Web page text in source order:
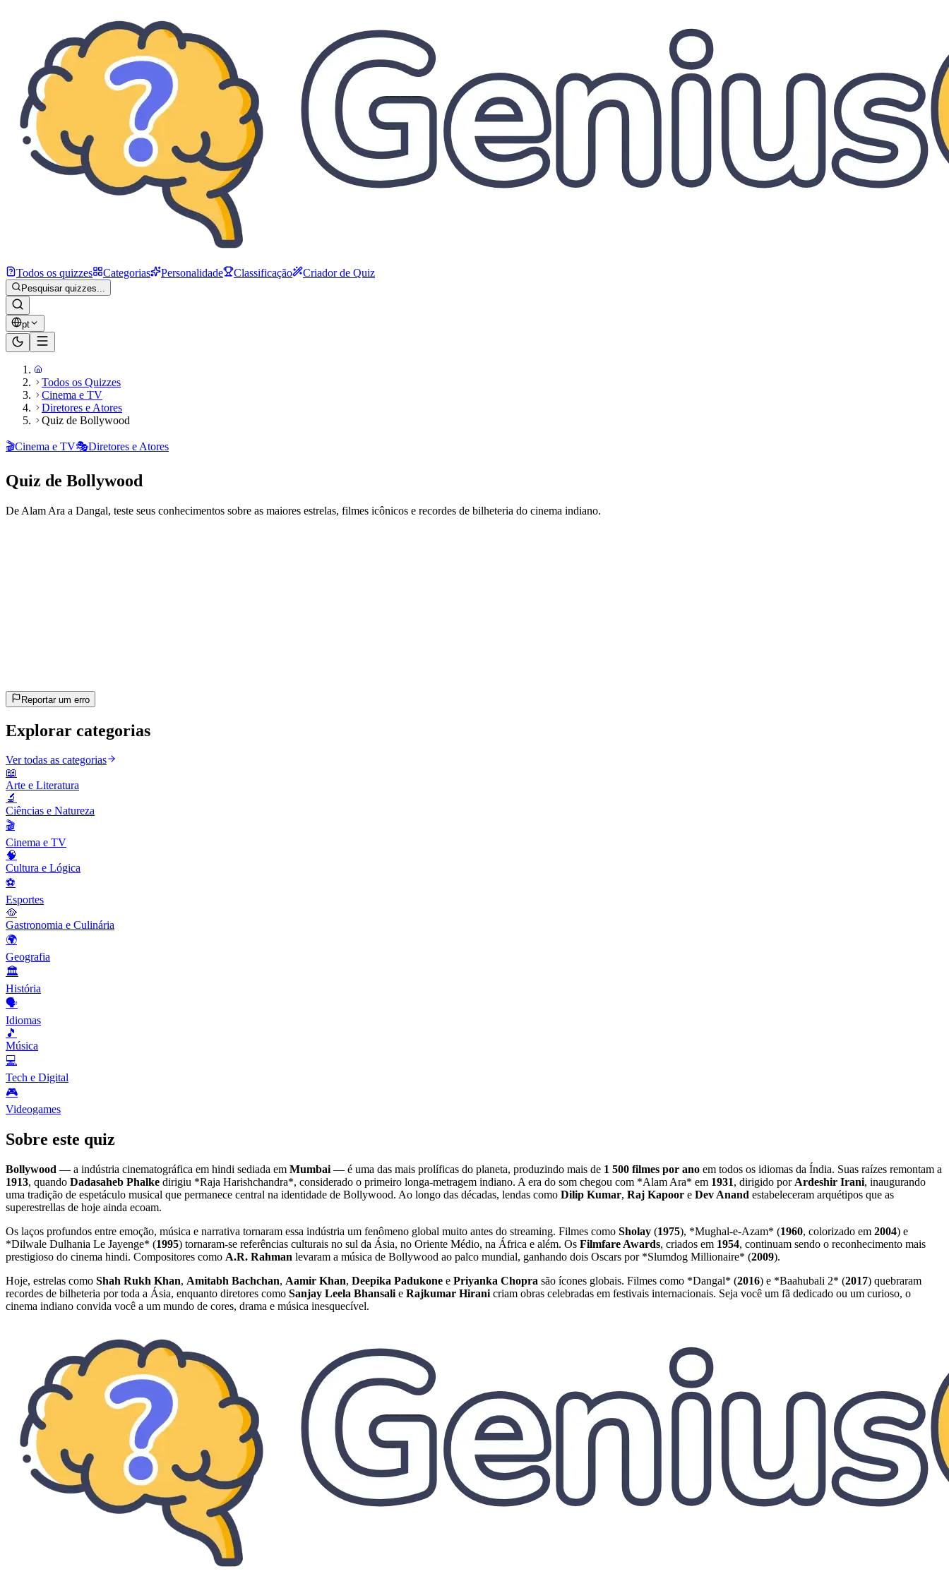
Todos os quizzes Categorias Personalidade Classificação Criador de Quiz
Pesquisar quizzes...
pt
Todos os Quizzes
Cinema e TV
Diretores e Atores
Quiz de Bollywood
🎬Cinema e TV🎭Diretores e Atores
Quiz de Bollywood
De Alam Ara a Dangal, teste seus conhecimentos sobre as maiores estrelas, filmes icônicos e recordes de bilheteria do cinema indiano.
Reportar um erro
Explorar categorias
Ver todas as categorias
📖
Arte e Literatura
🔬
Ciências e Natureza
🎬
Cinema e TV
🧠
Cultura e Lógica
⚽
Esportes
🥘
Gastronomia e Culinária
🌍
Geografia
🏛️
História
🗣️
Idiomas
🎵
Música
💻
Tech e Digital
🎮
Videogames
Sobre este quiz
Bollywood — a indústria cinematográfica em hindi sediada em Mumbai — é uma das mais prolíficas do planeta, produzindo mais de 1 500 filmes por ano em todos os idiomas da Índia. Suas raízes remontam a
1913, quando Dadasaheb Phalke dirigiu *Raja Harishchandra*, considerado o primeiro longa-metragem indiano. A era do som chegou com *Alam Ara* em 1931, dirigido por Ardeshir Irani, inaugurando
uma tradição de espetáculo musical que permanece central na identidade de Bollywood. Ao longo das décadas, lendas como Dilip Kumar, Raj Kapoor e Dev Anand estabeleceram arquétipos que as
superestrellas de hoje ainda ecoam.
Os laços profundos entre emoção, música e narrativa tornaram essa indústria um fenômeno global muito antes do streaming. Filmes como Sholay (1975), *Mughal-e-Azam* (1960, colorizado em 2004) e
*Dilwale Dulhania Le Jayenge* (1995) tornaram-se referências culturais no sul da Ásia, no Oriente Médio, na África e além. Os Filmfare Awards, criados em 1954, continuam sendo o reconhecimento mais
prestigioso do cinema hindi. Compositores como A.R. Rahman levaram a música de Bollywood ao palco mundial, ganhando dois Oscars por *Slumdog Millionaire* (2009).
Hoje, estrelas como Shah Rukh Khan, Amitabh Bachchan, Aamir Khan, Deepika Padukone e Priyanka Chopra são ícones globais. Filmes como *Dangal* (2016) e *Baahubali 2* (2017) quebraram
recordes de bilheteria por toda a Ásia, enquanto diretores como Sanjay Leela Bhansali e Rajkumar Hirani criam obras celebradas em festivais internacionais. Seja você um fã dedicado ou um curioso, o
cinema indiano convida você a um mundo de cores, drama e música inesquecível.